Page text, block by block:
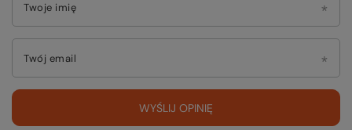
Twoje imię
Twój email
WYŚLIJ OPINIĘ